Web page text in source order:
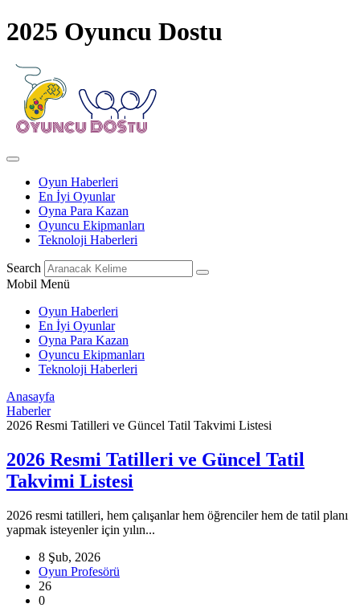
2025 Oyuncu Dostu
Oyun Haberleri
En İyi Oyunlar
Oyna Para Kazan
Oyuncu Ekipmanları
Teknoloji Haberleri
Search
Mobil Menü
Oyun Haberleri
En İyi Oyunlar
Oyna Para Kazan
Oyuncu Ekipmanları
Teknoloji Haberleri
Anasayfa
Haberler
2026 Resmi Tatilleri ve Güncel Tatil Takvimi Listesi
2026 Resmi Tatilleri ve Güncel Tatil
Takvimi Listesi
2026 resmi tatilleri, hem çalışanlar hem öğrenciler hem de tatil planı
yapmak isteyenler için yılın...
8 Şub, 2026
Oyun Profesörü
26
0